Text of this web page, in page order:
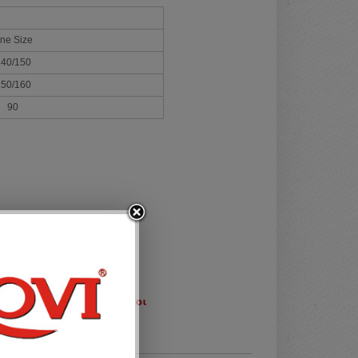
Size
150
160
90
Βραδινά
Μόνιμοι